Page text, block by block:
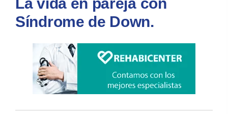
Síndrome de Down.